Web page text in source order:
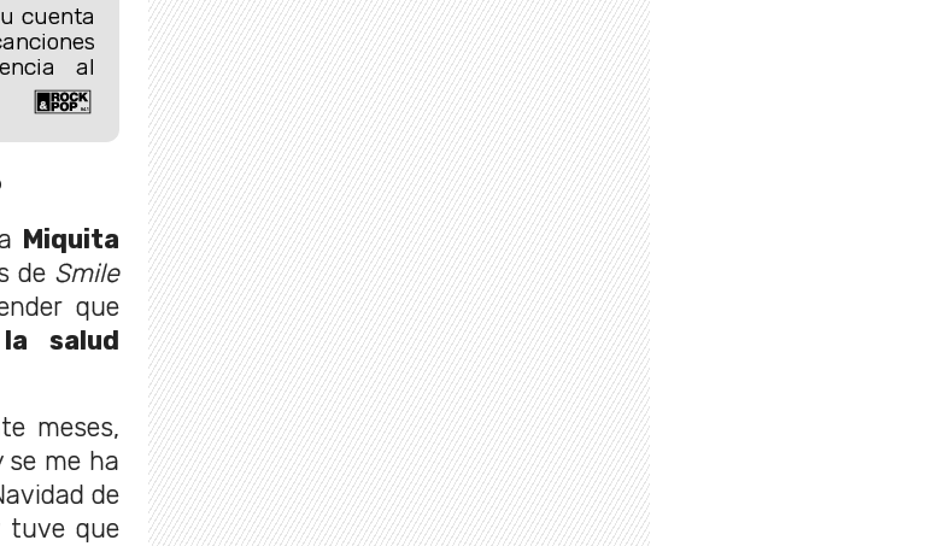
cuenta
al
Miquita
de Smile
que
salud
meses,
se me ha
de
tuve que